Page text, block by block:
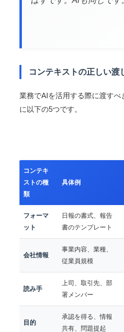
コンテキストの正しい渡
業務でAIを活用する際に渡すべ
に以下の5つです。
コンテキ
ストの種
類
具体例
フォーマ
ット
日報の書式、報告
書のテンプレート
会社情報
事業内容、業種、
従業員規模
読み手
上司、取引先、部
署メンバー
目的
承認を得る、情報
共有、問題提起